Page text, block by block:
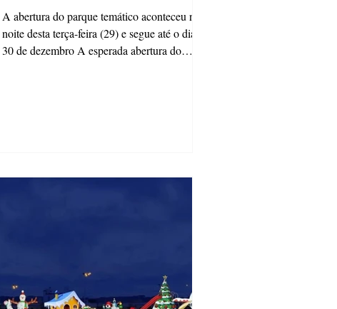
A abertura do parque temático aconteceu na
noite desta terça-feira (29) e segue até o dia
30 de dezembro A esperada abertura do